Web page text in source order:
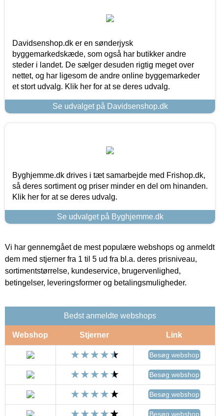
Davidsenshop.dk er en sønderjysk
byggemarkedskæde, som også har butikker andre
steder i landet. De sælger desuden rigtig meget over
nettet, og har ligesom de andre online byggemarkeder
et stort udvalg. Klik her for at se deres udvalg.
Se udvalget på Davidsenshop.dk
Byghjemme.dk drives i tæt samarbejde med Frishop.dk,
så deres sortiment og priser minder en del om hinanden.
Klik her for at se deres udvalg.
Se udvalget på Byghjemme.dk
Vi har gennemgået de mest populære webshops og anmeldt
dem med stjerner fra 1 til 5 ud fra bl.a. deres prisniveau,
sortimentstørrelse, kundeservice, brugervenlighed,
betingelser, leveringsformer og betalingsmuligheder.
Bedst anmeldte webshops
Webshop Stjerner Link
Besøg webshop
Besøg webshop
Besøg webshop
Besøg webshop